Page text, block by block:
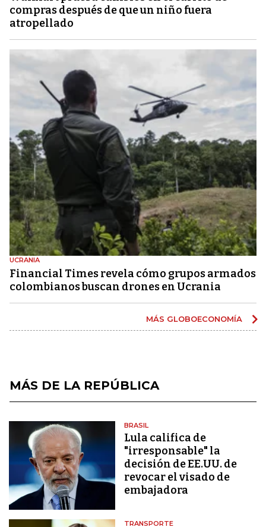
compras después de que un niño fuera
atropellado
UCRANIA
Financial Times revela cómo grupos armados
colombianos buscan drones en Ucrania
MÁS GLOBOECONOMÍA
MÁS DE LA REPÚBLICA
BRASIL
Lula califica de
"irresponsable" la
decisión de EE.UU. de
revocar el visado de
embajadora
TRANSPORTE